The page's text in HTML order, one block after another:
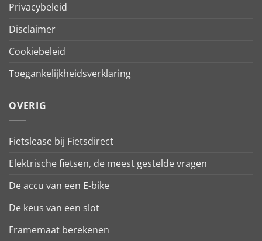
Privacybeleid
Disclaimer
Cookiebeleid
Toegankelijkheidsverklaring
OVERIG
Fietslease bij Fietsdirect
Elektrische fietsen, de meest gestelde vragen
De accu van een E-bike
De keus van een slot
Framemaat berekenen